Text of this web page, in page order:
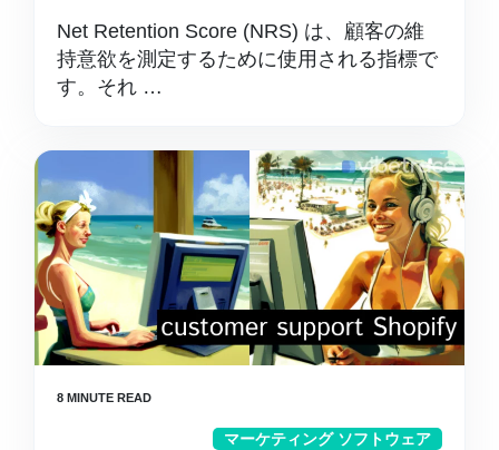
Net Retention Score (NRS) は、顧客の維
持意欲を測定するために使用される指標で
す。それ …
マーケティング ソフトウェア